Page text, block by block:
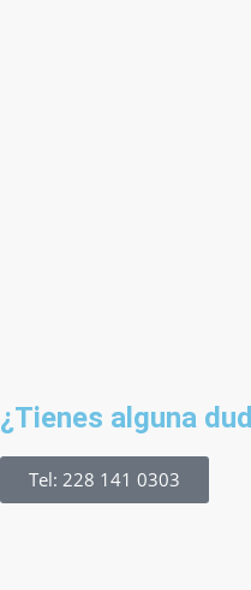
¿Tienes alguna
Tel: 228 141 0303